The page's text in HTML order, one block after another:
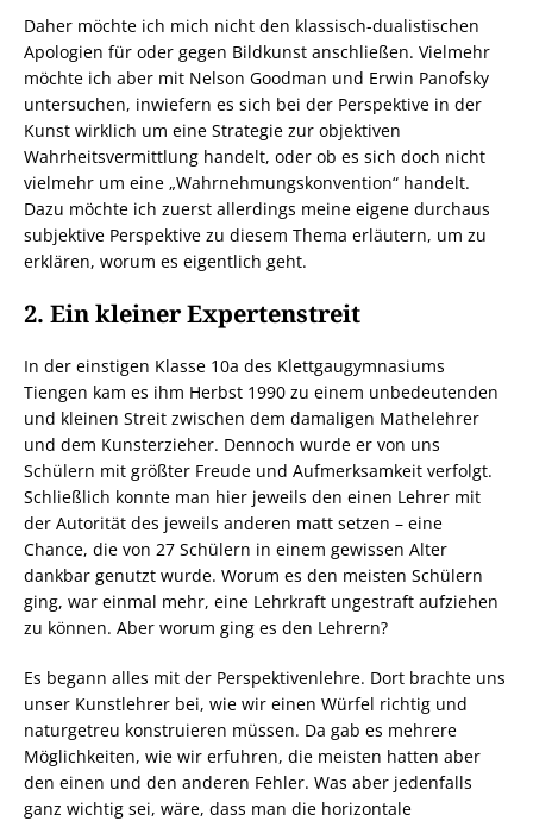
Daher möchte ich mich nicht den klassisch-dualistischen
Apologien für oder gegen Bildkunst anschließen. Vielmehr
möchte ich aber mit Nelson Goodman und Erwin Panofsky
untersuchen, inwiefern es sich bei der Perspektive in der
Kunst wirklich um eine Strategie zur objektiven
Wahrheitsvermittlung handelt, oder ob es sich doch nicht
vielmehr um eine „Wahrnehmungskonvention“ handelt.
Dazu möchte ich zuerst allerdings meine eigene durchaus
subjektive Perspektive zu diesem Thema erläutern, um zu
erklären, worum es eigentlich geht.
2. Ein kleiner Expertenstreit
In der einstigen Klasse 10a des Klettgaugymnasiums
Tiengen kam es ihm Herbst 1990 zu einem unbedeutenden
und kleinen Streit zwischen dem damaligen Mathelehrer
und dem Kunsterzieher. Dennoch wurde er von uns
Schülern mit größter Freude und Aufmerksamkeit verfolgt.
Schließlich konnte man hier jeweils den einen Lehrer mit
der Autorität des jeweils anderen matt setzen – eine
Chance, die von 27 Schülern in einem gewissen Alter
dankbar genutzt wurde. Worum es den meisten Schülern
ging, war einmal mehr, eine Lehrkraft ungestraft aufziehen
zu können. Aber worum ging es den Lehrern?
Es begann alles mit der Perspektivenlehre. Dort brachte uns
unser Kunstlehrer bei, wie wir einen Würfel richtig und
naturgetreu konstruieren müssen. Da gab es mehrere
Möglichkeiten, wie wir erfuhren, die meisten hatten aber
den einen und den anderen Fehler. Was aber jedenfalls
ganz wichtig sei, wäre, dass man die horizontale